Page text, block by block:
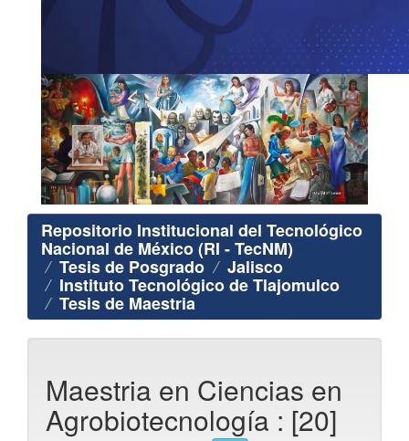
Repositorio Institucional del Tecnológico
Nacional de México (RI - TecNM)
Tesis de Posgrado Jalisco
Instituto Tecnológico de Tlajomulco
Tesis de Maestria
Maestria en Ciencias en
Agrobiotecnología : [20]